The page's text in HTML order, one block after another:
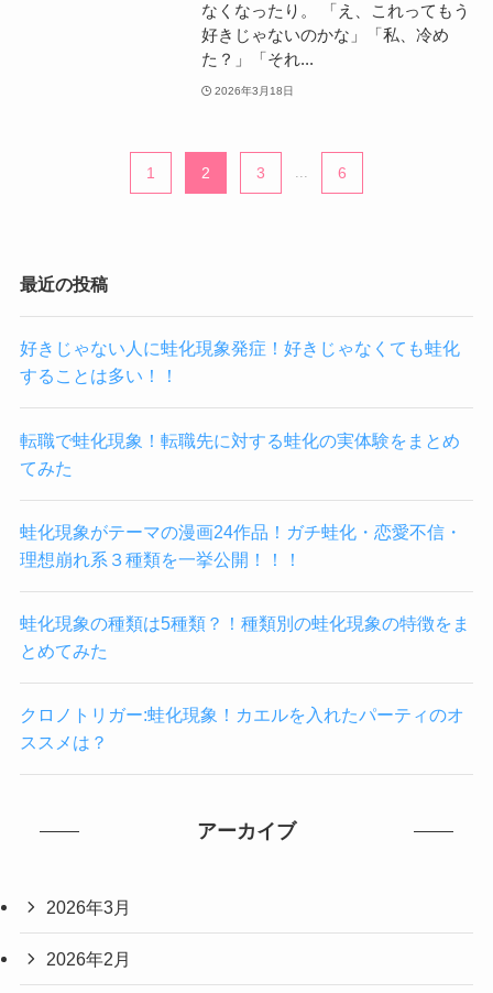
なくなったり。 「え、これってもう
好きじゃないのかな」「私、冷め
た？」「それ...
2026年3月18日
1 2 3 6
最近の投稿
好きじゃない人に蛙化現象発症！好きじゃなくても蛙化
することは多い！！
転職で蛙化現象！転職先に対する蛙化の実体験をまとめ
てみた
蛙化現象がテーマの漫画24作品！ガチ蛙化・恋愛不信・
理想崩れ系３種類を一挙公開！！！
蛙化現象の種類は5種類？！種類別の蛙化現象の特徴をま
とめてみた
クロノトリガー:蛙化現象！カエルを入れたパーティのオ
ススメは？
アーカイブ
2026年3月
2026年2月